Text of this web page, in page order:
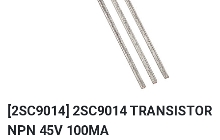
[2SC9014] 2SC9014 TRANSISTOR
NPN 45V 100MA